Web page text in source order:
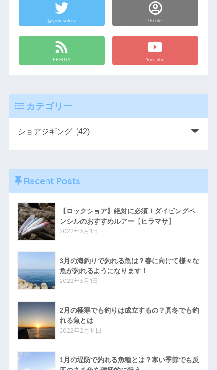
@yonesukez Profile
FEEDLY YouTube
カテゴリー
Recent Posts
【ロックショア】絶対に必須！ダイビングペ
ンシルのおすすめルアー【ヒラマサ】
2022年3月1日
3月の海釣りで釣れる魚は？春に向けて様々な
魚が釣れるようになります！
2022年3月1日
2月の極寒でも釣りは成立するの？真冬でも釣
れる魚とは
2022年2月14日
1月の堤防で釣れる魚種とは？寒い季節でも反